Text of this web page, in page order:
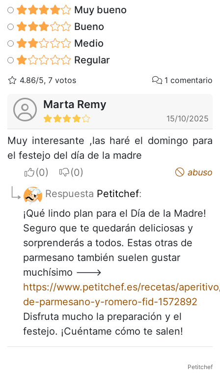
Muy bueno
Bueno
Medio
Regular
4.86/5, 7 votos 1 comentario
Marta Remy
15/10/2025
Muy interesante ,las haré el domingo para
el festejo del día de la madre
I apreciateI do not appreciate abuso
Respuesta Petitchef:
¡Qué lindo plan para el Día de la Madre!
Seguro que te quedarán deliciosas y
sorprenderás a todos. Estas otras de
parmesano también suelen gustar
muchísimo --->
https://www.petitchef.es/recetas/
de-parmesano-y-romero-fid-1572892
Disfruta mucho la preparación y el
festejo. ¡Cuéntame cómo te salen!
Petitchef